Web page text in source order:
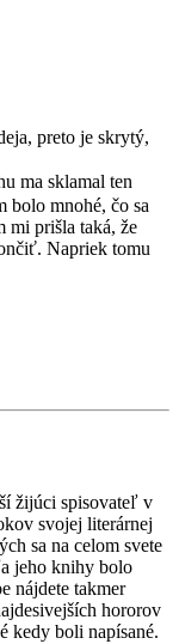
preto je skrytý,
ma sklamal ten
bolo mnohé, čo sa
mi prišla taká, že
Napriek tomu
žijúci spisovateľ v
svojej literárnej
sa na celom svete
jeho knihy bolo
nájdete takmer
hororov
kedy boli napísané.